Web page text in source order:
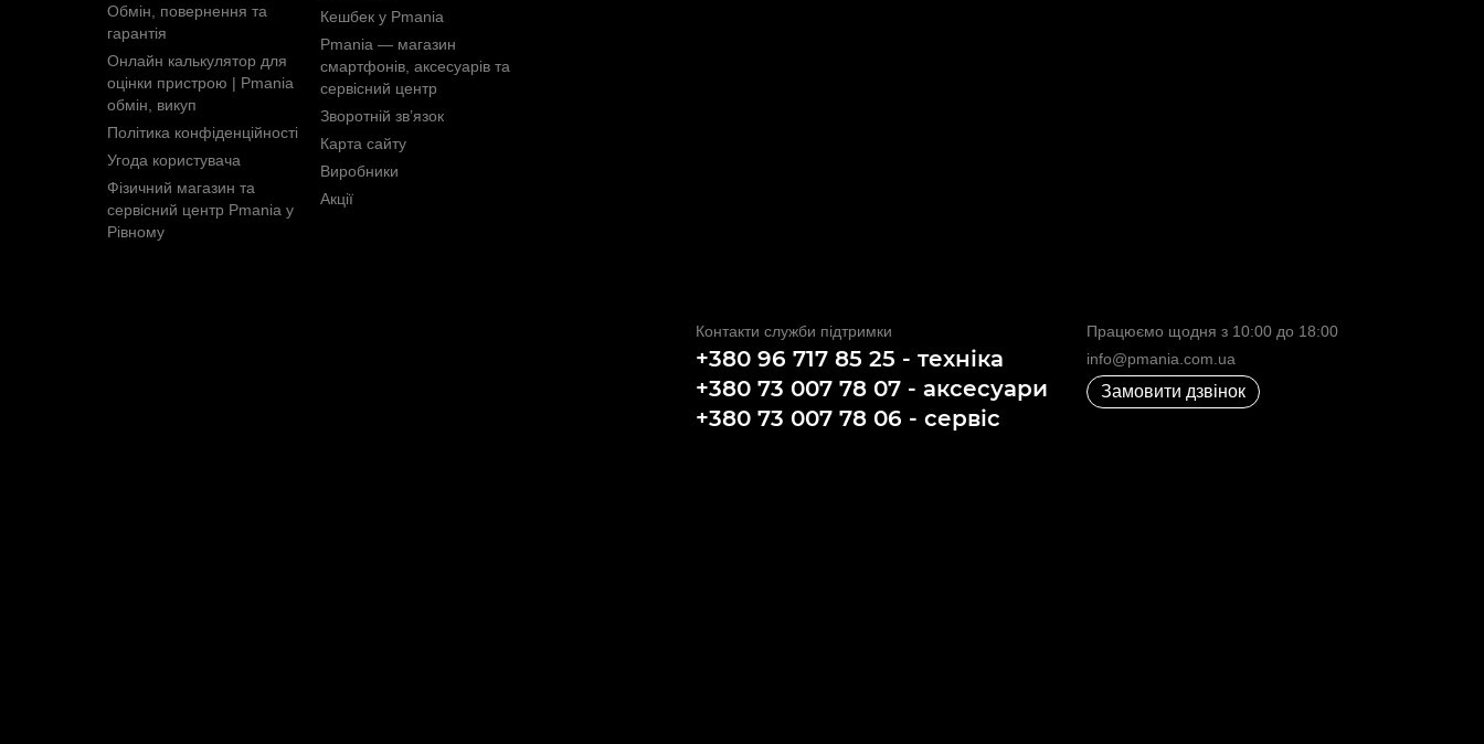
Обмін, повернення та
гарантія
Онлайн калькулятор для
оцінки пристрою | Pmania
обмін, викуп
Політика конфіденційності
Угода користувача
Фізичний магазин та
сервісний центр Pmania у
Рівному
Кешбек у Pmania
Pmania — магазин
смартфонів, аксесуарів та
сервісний центр
Зворотній зв’язок
Карта сайту
Виробники
Акції
Контакти служби підтримки
+380 96 717 85 25 - техніка
+380 73 007 78 07 - аксесуари
+380 73 007 78 06 - сервіс
Працюємо щодня з 10:00 до 18:00
info@pmania.com.ua
Замовити дзвінок